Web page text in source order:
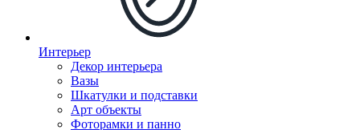
Интерьер
Декор интерьера
Вазы
Шкатулки и подставки
Арт объекты
Фоторамки и панно